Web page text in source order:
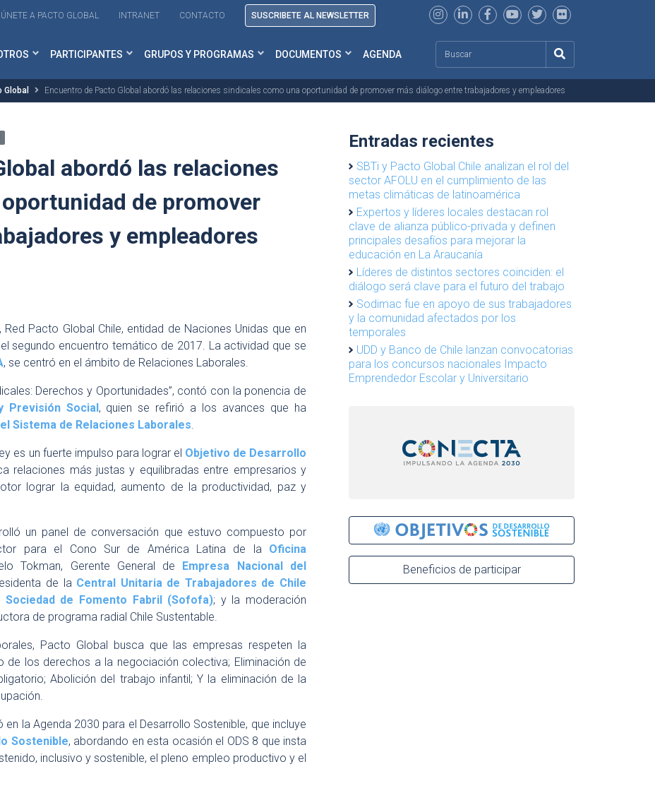
ÚNETE A PACTO GLOBAL INTRANET CONTACTO SUSCRIBETE AL NEWSLETTER
PARTICIPANTES GRUPOS Y PROGRAMAS DOCUMENTOS AGENDA
Global Encuentro de Pacto Global abordó las relaciones sindicales como una oportunidad de promover más diálogo entre trabajadores y empleadores
abordó las relaciones
de promover
y empleadores
Pacto Global Chile, entidad de Naciones Unidas que en
segundo encuentro temático de 2017. La actividad que se
, se centró en el ámbito de Relaciones Laborales.
Derechos y Oportunidades”, contó con la ponencia de
Previsión Social, quien se refirió a los avances que ha
Sistema de Relaciones Laborales.
es un fuerte impulso para lograr el Objetivo de Desarrollo
relaciones más justas y equilibradas entre empresarios y
lograr la equidad, aumento de la productividad, paz y
un panel de conversación que estuvo compuesto por
para el Cono Sur de América Latina de la Oficina
Tokman, Gerente General de Empresa Nacional del
de la Central Unitaria de Trabajadores de Chile
Sociedad de Fomento Fabril (Sofofa); y la moderación
de programa radial Chile Sustentable.
Pacto Global busca que las empresas respeten la
los derechos a la negociación colectiva; Eliminación de
Abolición del trabajo infantil; Y la eliminación de la
la Agenda 2030 para el Desarrollo Sostenible, que incluye
Sostenible, abordando en esta ocasión el ODS 8 que insta
inclusivo y sostenible, el pleno empleo productivo y el
Entradas recientes
SBTi y Pacto Global Chile analizan el rol del
sector AFOLU en el cumplimiento de las
metas climáticas de latinoamérica
Expertos y líderes locales destacan rol
clave de alianza público-privada y definen
principales desafíos para mejorar la
educación en La Araucanía
Líderes de distintos sectores coinciden: el
diálogo será clave para el futuro del trabajo
Sodimac fue en apoyo de sus trabajadores
y la comunidad afectados por los
temporales
UDD y Banco de Chile lanzan convocatorias
para los concursos nacionales Impacto
Emprendedor Escolar y Universitario
Beneficios de participar